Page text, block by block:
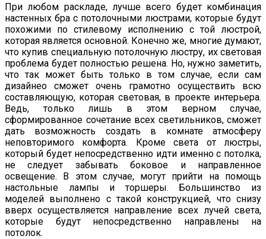
При любом раскладе, лучше всего будет комбинация
настенных бра с потолочными люстрами, которые будут
похожими по стилевому исполнению с той люстрой,
которая является основной. Конечно же, многие думают,
что купив специальную потолочную люстру, их световая
проблема будет полностью решена. Но, нужно заметить,
что так может быть только в том случае, если сам
дизайнео сможет очень грамотно осуществить всю
составляющую, которая световая, в проекте интерьера.
Ведь, только лишь в этом верном случае,
сформированное сочетание всех светильников, сможет
дать возможность создать в комнате атмосферу
неповторимого комфорта. Кроме света от люстры,
который будет непосредственно идти именно с потолка,
не следует забывать боковое и направленное
освещение. В этом случае, могут прийти на помощь
настольные лампы и торшеры. Большинство из
моделей выполнено с такой конструкцией, что снизу
вверх осуществляется направление всех лучей света,
которые будут непосредственно направлены на
потолок.